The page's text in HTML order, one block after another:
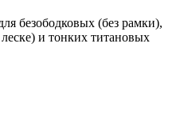
безободковых (без рамки),
и тонких титановых